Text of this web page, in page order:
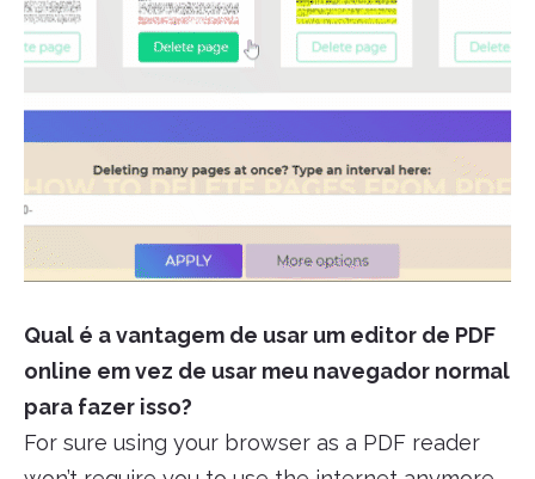
Qual é a vantagem de usar um editor de PDF
online em vez de usar meu navegador normal
para fazer isso?
For sure using your browser as a PDF reader